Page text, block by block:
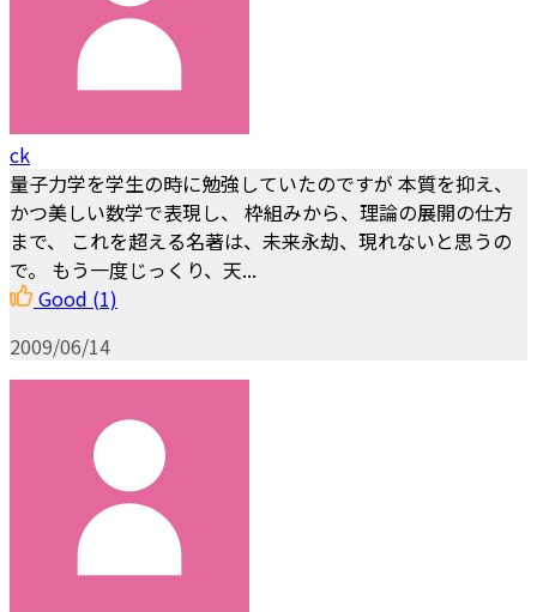
ck
量子力学を学生の時に勉強していたのですが 本質を抑え、
かつ美しい数学で表現し、 枠組みから、理論の展開の仕方
まで、 これを超える名著は、未来永劫、現れないと思うの
で。 もう一度じっくり、天...
Good (1)
2009/06/14